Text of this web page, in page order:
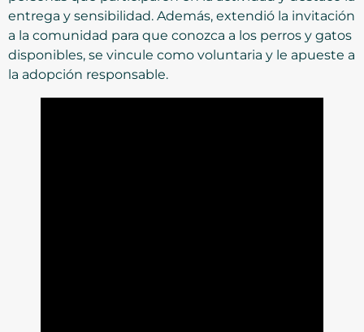
entrega y sensibilidad. Además, extendió la invitación
a la comunidad para que conozca a los perros y gatos
disponibles, se vincule como voluntaria y le apueste a
la adopción responsable.